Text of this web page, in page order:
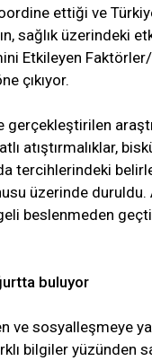
ettiği ve
sağlık üzerindeki
Etkileyen
çıkıyor.
gerçekleştirilen
atıştırmalıklar,
tercihlerindeki
üzerinde duruldu.
beslenmeden
buluyor
ve sosyalleşmeye
bilgiler yüzünden